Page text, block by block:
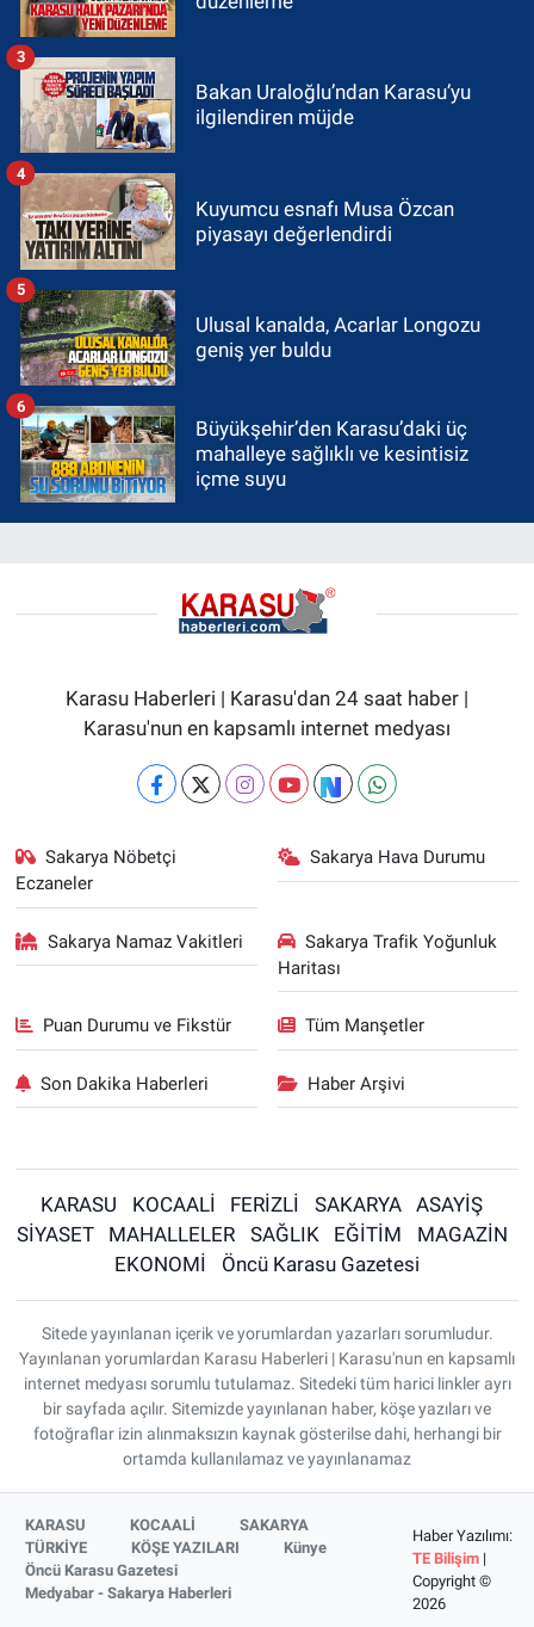
Bakan Uraloğlu’ndan Karasu’yu
ilgilendiren müjde
3
Kuyumcu esnafı Musa Özcan
piyasayı değerlendirdi
4
Ulusal kanalda, Acarlar Longozu
geniş yer buldu
5
Büyükşehir’den Karasu’daki üç
mahalleye sağlıklı ve kesintisiz
içme suyu
6
Karasu Haberleri | Karasu'dan 24 saat haber |
Karasu'nun en kapsamlı internet medyası
Sakarya Nöbetçi
Eczaneler
Sakarya Hava Durumu
Sakarya Namaz Vakitleri
Sakarya Trafik Yoğunluk
Haritası
Puan Durumu ve Fikstür Tüm Manşetler
Son Dakika Haberleri Haber Arşivi
KARASU KOCAALİ FERİZLİ SAKARYA
ASAYİŞ
SİYASET
MAHALLELER SAĞLIK EĞİTİM
MAGAZİN
EKONOMİ
Öncü Karasu Gazetesi
Sitede yayınlanan içerik ve yorumlardan yazarları sorumludur.
Yayınlanan yorumlardan Karasu Haberleri | Karasu'nun en kapsamlı
internet medyası sorumlu tutulamaz. Sitedeki tüm harici linkler ayrı
bir sayfada açılır. Sitemizde yayınlanan haber, köşe yazıları ve
fotoğraflar izin alınmaksızın kaynak gösterilse dahi, herhangi bir
ortamda kullanılamaz ve yayınlanamaz
KARASU KOCAALİ
SAKARYA
TÜRKİYE
KÖŞE YAZILARI
Künye
Öncü Karasu Gazetesi
Medyabar - Sakarya Haberleri
Haber Yazılımı:
TE Bilişim|
Copyright ©
2026